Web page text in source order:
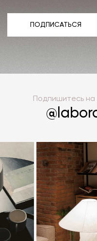
ПОДПИСАТЬСЯ
Подпишитесь на